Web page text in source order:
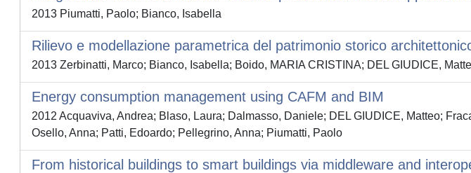
2013 Piumatti, Paolo; Bianco, Isabella
Rilievo e modellazione parametrica del patrimonio storico
2013 Zerbinatti, Marco; Bianco, Isabella; Boido, MARIA CRISTINA; DEL GIUDICE,
Energy consumption management using CAFM and BIM
2012 Acquaviva, Andrea; Blaso, Laura; Dalmasso, Daniele; DEL GIUDICE, Matteo;
Osello, Anna; Patti, Edoardo; Pellegrino, Anna; Piumatti, Paolo
From historical buildings to smart buildings via middleware and